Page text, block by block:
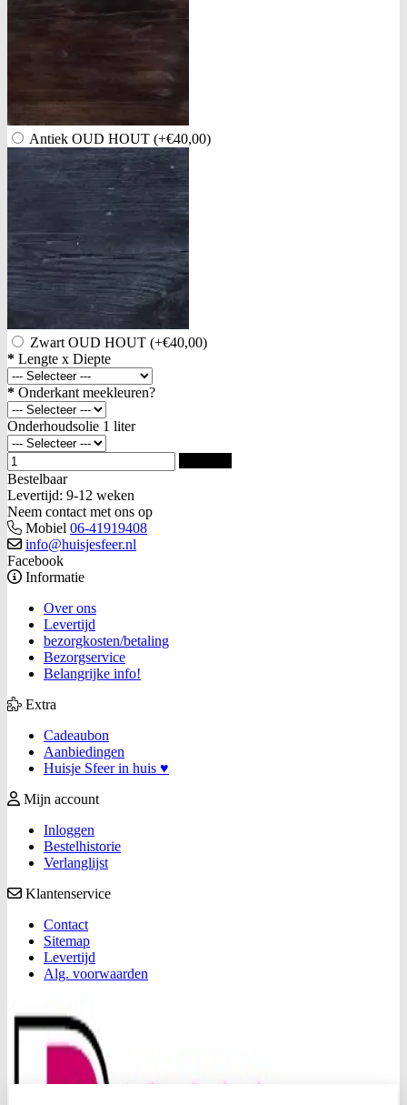
Antiek OUD HOUT (+€40,00)
Zwart OUD HOUT (+€40,00)
* Lengte x Diepte
* Onderkant meekleuren?
Onderhoudsolie 1 liter
Bestelbaar
Levertijd: 9-12 weken
Neem contact met ons op
Mobiel 06-41919408
info@huisjesfeer.nl
Facebook
Informatie
Over ons
Levertijd
bezorgkosten/betaling
Bezorgservice
Belangrijke info!
Extra
Cadeaubon
Aanbiedingen
Huisje Sfeer in huis ♥
Mijn account
Inloggen
Bestelhistorie
Verlanglijst
Klantenservice
Contact
Sitemap
Levertijd
Alg. voorwaarden